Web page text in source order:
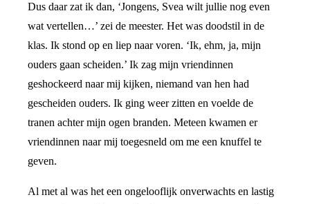
Dus daar zat ik dan, ‘Jongens, Svea wilt jullie nog even
wat vertellen…’ zei de meester. Het was doodstil in de
klas. Ik stond op en liep naar voren. ‘Ik, ehm, ja, mijn
ouders gaan scheiden.’ Ik zag mijn vriendinnen
geshockeerd naar mij kijken, niemand van hen had
gescheiden ouders. Ik ging weer zitten en voelde de
tranen achter mijn ogen branden. Meteen kwamen er
vriendinnen naar mij toegesneld om me een knuffel te
geven.
Al met al was het een ongelooflijk onverwachts en lastig